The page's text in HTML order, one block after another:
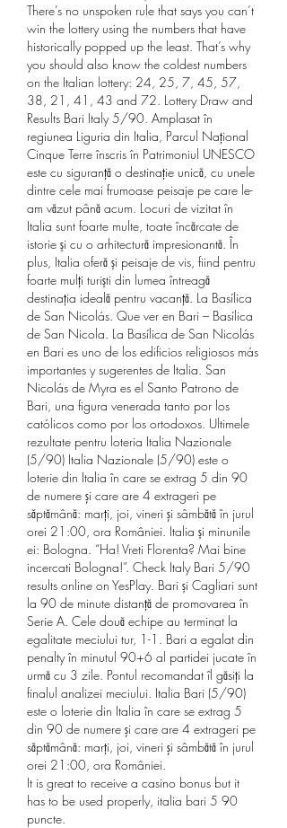
There’s no unspoken rule that says you can’t
win the lottery using the numbers that have
historically popped up the least. That’s why
you should also know the coldest numbers
on the Italian lottery: 24, 25, 7, 45, 57,
38, 21, 41, 43 and 72. Lottery Draw and
Results Bari Italy 5/90. Amplasat în
regiunea Liguria din Italia, Parcul Național
Cinque Terre înscris în Patrimoniul UNESCO
este cu siguranță o destinație unică, cu unele
dintre cele mai frumoase peisaje pe care le-
am văzut până acum. Locuri de vizitat în
Italia sunt foarte multe, toate încărcate de
istorie și cu o arhitectură impresionantă. În
plus, Italia oferă și peisaje de vis, fiind pentru
foarte mulți turiști din lumea întreagă
destinația ideală pentru vacanță. La Basílica
de San Nicolás. Que ver en Bari – Basílica
de San Nicola. La Basílica de San Nicolás
en Bari es uno de los edificios religiosos más
importantes y sugerentes de Italia. San
Nicolás de Myra es el Santo Patrono de
Bari, una figura venerada tanto por los
católicos como por los ortodoxos. Ultimele
rezultate pentru loteria Italia Nazionale
(5/90) Italia Nazionale (5/90) este o
loterie din Italia în care se extrag 5 din 90
de numere şi care are 4 extrageri pe
săptămână: marţi, joi, vineri şi sâmbătă în jurul
orei 21:00, ora României. Italia și minunile
ei: Bologna. “Ha! Vreti Florenta? Mai bine
incercati Bologna!”. Check Italy Bari 5/90
results online on YesPlay. Bari și Cagliari sunt
la 90 de minute distanță de promovarea în
Serie A. Cele două echipe au terminat la
egalitate meciului tur, 1-1. Bari a egalat din
penalty în minutul 90+6 al partidei jucate în
urmă cu 3 zile. Pontul recomandat îl găsiți la
finalul analizei meciului. Italia Bari (5/90)
este o loterie din Italia în care se extrag 5
din 90 de numere şi care are 4 extrageri pe
săptămână: marţi, joi, vineri şi sâmbătă în jurul
orei 21:00, ora României.
It is great to receive a casino bonus but it
has to be used properly, italia bari 5 90
puncte.